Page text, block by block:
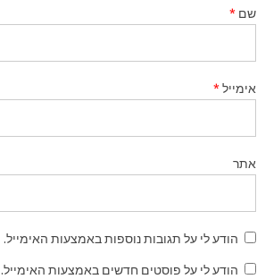
שם *
אימייל *
אתר
הודע לי על תגובות נוספות באמצעות האימייל.
הודע לי על פוסטים חדשים באמצעות האימייל.